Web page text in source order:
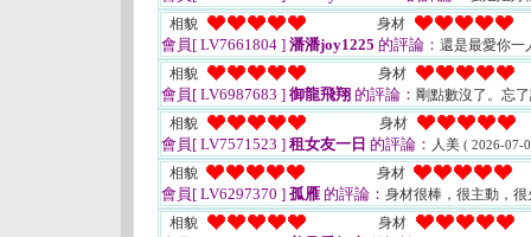
相貌
身材
會員[ LV7661804 ] 潘潘joy1225 的評論： 還是最愛你一
相貌
身材
會員[ LV6987683 ] 御龍飛翔 的評論： 剛點數沒了。忘
相貌
身材
會員[ LV7571523 ] 租女友一日 的評論： 人美 ( 2026-07-
相貌 身材
會員[ LV6297370 ] 孤雁 的評論： 身材很棒，很主動，
相貌
身材